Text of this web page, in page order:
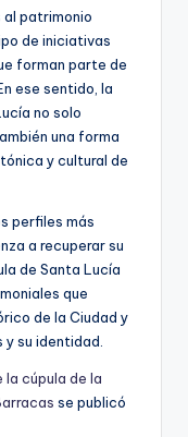
patrimonio
de iniciativas
forman parte de
ese sentido, la
no solo
una forma
y cultural de
perfiles más
a recuperar su
de Santa Lucía
que
de la Ciudad y
su identidad.
la cúpula de la
se publicó